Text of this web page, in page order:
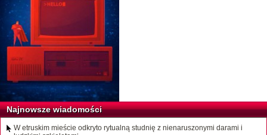
Najnowsze wiadomości
W etruskim mieście odkryto rytualną studnię z nienaruszonymi darami i